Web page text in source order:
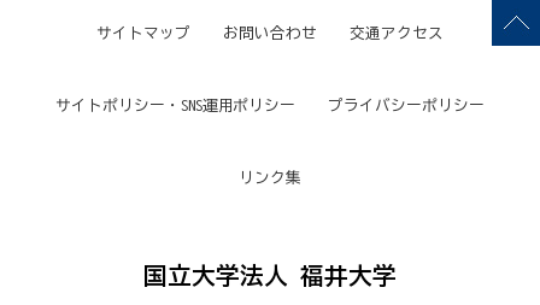
サイトマップ お問い合わせ 交通アクセス
サイトポリシー・SNS運用ポリシー プライバシーポリシー
リンク集
国立大学法人 福井大学